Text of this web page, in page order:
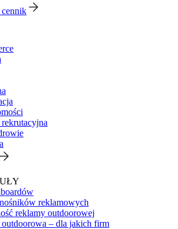
cennik
reklamowych
reklamy outdoorowej
outdoorowa – dla jakich firm